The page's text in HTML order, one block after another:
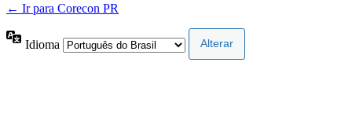
← Ir para Corecon PR
Idioma